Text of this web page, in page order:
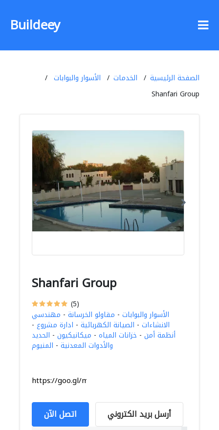
Buildeey
الصفحة الرئيسية الخدمات
الأسوار والبوابات
Shanfari Group
Shanfari Group
(5)
الأسوار والبوابات - مقاولو الخرسانة - مهندسي
الانشاءات - الصيانة الكهربائية - ادارة مشروع -
أنظمة أمن - خزانات المياه - ميكانيكيون - الحديد
والأدوات المعدنية - المنيوم
https://goo.gl/maps/pSxsW7pJCQi9QufUA
اتصل الآن أرسل بريد الكتروني